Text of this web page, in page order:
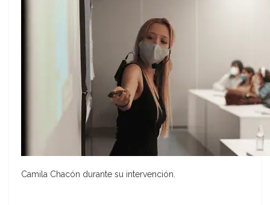
Camila Chacón durante su intervención.